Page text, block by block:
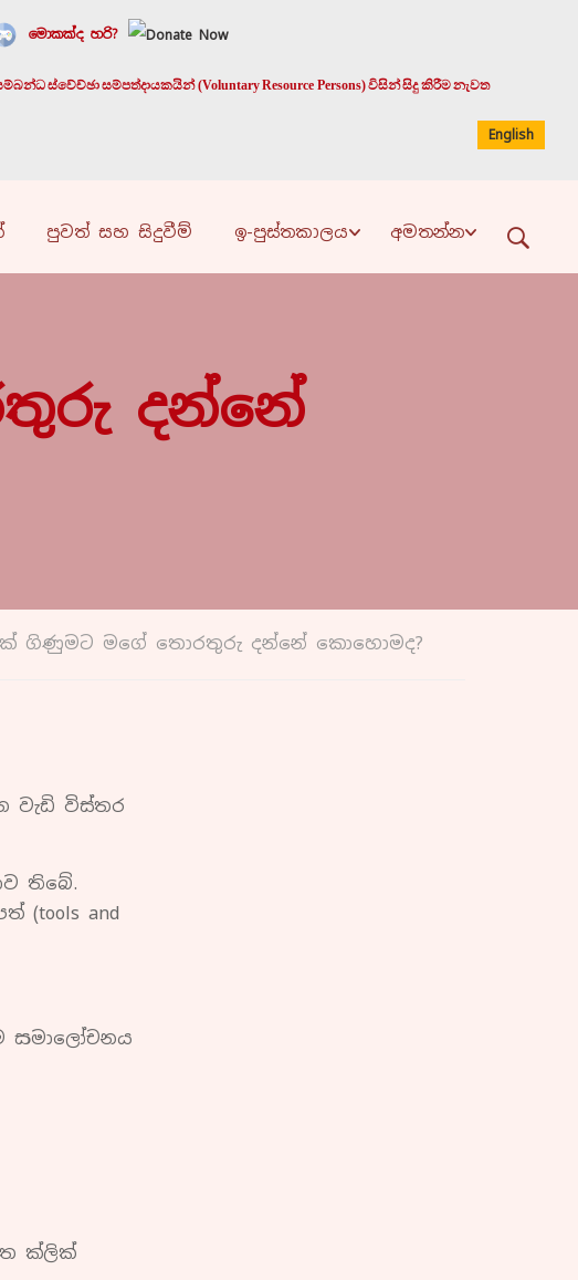
මොකක්ද හරි?
ස්වේච්ඡා සම්පත්දායකයින් (Voluntary Resource Persons) විසින් සිදු කිරීම නැවත
English
පුවත් සහ සිදුවීම් ඉ-පුස්තකාලය අමතන්න
දන්නේ
ගිණුමට මගේ තොරතුරු දන්නේ කොහොමද?
වැඩි විස්තර
තිබේ.
and
සමාලෝචනය
ක්ලික්